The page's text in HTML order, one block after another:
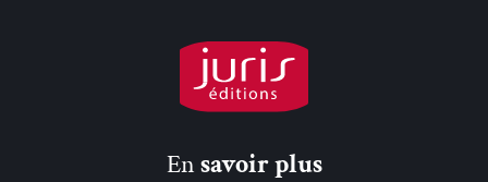
Ensavoir plus